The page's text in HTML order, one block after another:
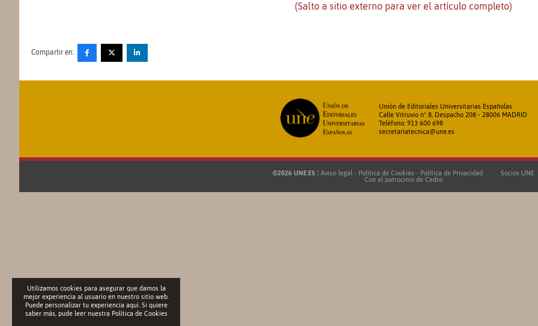
(Salto a sitio externo para ver el artículo completo)
Compartir en:
Unión de Editoriales Universitarias Españolas
Calle Vitruvio nº 8, Despacho 208 - 28006 MADRID
Teléfono: 913 600 698
secretariatecnica@une.es
©2026 UNE.ES Aviso legal - Política de Cookies - Política de Privacidad
Socios UNE
Con el patrocinio de Cedro
Utilizamos cookies para asegurar que damos la
mejor experiencia al usuario en nuestro sitio web.
Puede personalizar tu experiencia aquí. Si quiere
saber más, pude leer nuestra Política de Cookies